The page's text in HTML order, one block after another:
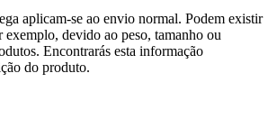
aplicam-se ao envio normal. Podem existir
exemplo, devido ao peso, tamanho ou
Encontrarás esta informação
do produto.